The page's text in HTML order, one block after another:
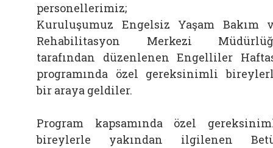
personellerimiz;
Kuruluşumuz Engelsiz Yaşam Bakım
Rehabilitasyon Merkezi
tarafından düzenlenen Engelliler
programında özel gereksinimli
bir araya geldiler.
Program kapsamında özel
bireylerle yakından ilgilenen